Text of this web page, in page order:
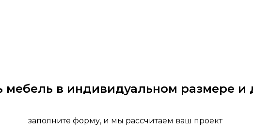
мебель в индивидуальном размере и
заполните форму, и мы рассчитаем ваш проект